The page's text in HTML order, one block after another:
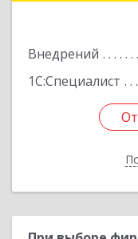
Внедрений
1С:Специалист